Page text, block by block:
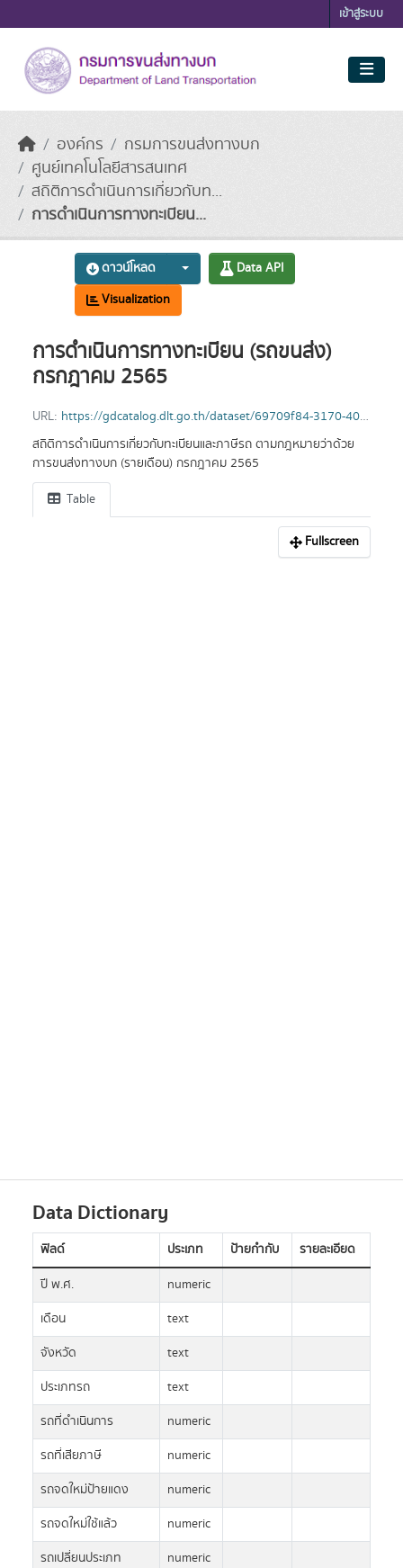
เข้าสู่ระบบ
องค์กร
กรมการขนส่งทางบก
ศูนย์เทคโนโลยีสารสนเทศ
สถิติการดำเนินการเกี่ยวกับท...
การดำเนินการทางทะเบียน...
ดาวน์โหลด
Data API
Visualization
การดำเนินการทางทะเบียน (รถขนส่ง)
กรกฎาคม 2565
URL: https://gdcatalog.dlt.go.th/dataset/69709f84-3170-40b8-becb-ec554d56a53d/resource/9d740f2f-04da-46ae-8f64-c8320186f767/download/sttt_trc_tax_mm_2565_07.csv
สถิติการดำเนินการเกี่ยวกับทะเบียนและภาษีรถ ตามกฎหมายว่าด้วย
การขนส่งทางบก (รายเดือน) กรกฎาคม 2565
Table
Fullscreen
Data Dictionary
ฟิลด์ ประเภท ป้ายกำกับ
รายละเอียด
ปี พ.ศ.
numeric
เดือน
text
จังหวัด
text
ประเภทรถ
text
รถที่ดำเนินการ
numeric
รถที่เสียภาษี
numeric
รถจดใหม่ป้ายแดง
numeric
รถจดใหม่ใช้แล้ว
numeric
รถเปลี่ยนประเภท
numeric